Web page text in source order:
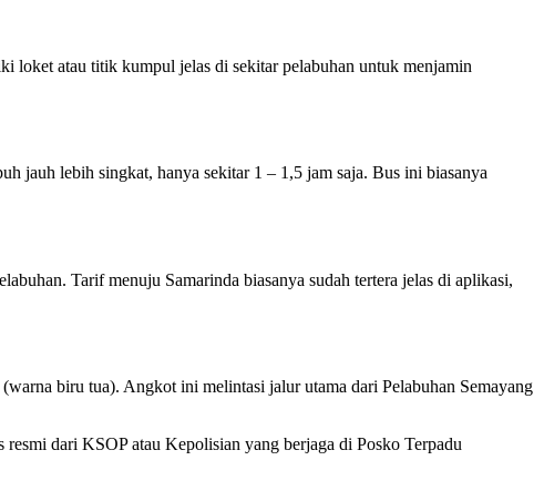
loket atau titik kumpul jelas di sekitar pelabuhan untuk menjamin
jauh lebih singkat, hanya sekitar 1 – 1,5 jam saja. Bus ini biasanya
Tarif menuju Samarinda biasanya sudah tertera jelas di aplikasi,
biru tua). Angkot ini melintasi jalur utama dari Pelabuhan Semayang
resmi dari KSOP atau Kepolisian yang berjaga di Posko Terpadu